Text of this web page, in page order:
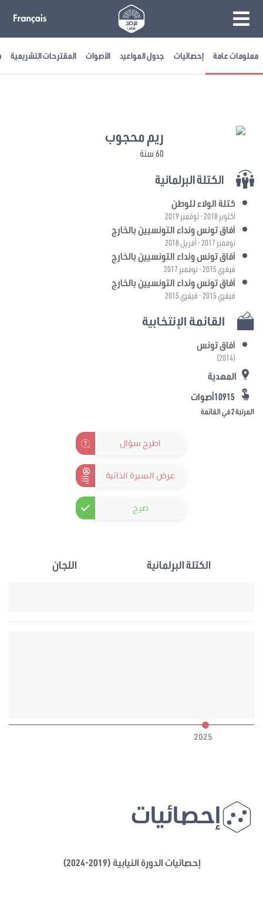
معلومات عامة إحصائيات جدول المواعيد الأصوات المقترحات التشريعية
ريم محجوب
60 سنة
الكتلة البرلمانية
كتلة الولاء للوطن
أكتوبر 2018 - نوفمبر 2019
آفاق تونس ونداء التونسيين بالخارج
نوفمبر 2017 - أفريل 2018
آفاق تونس ونداء التونسيين بالخارج
فيفري 2015 - نوفمبر 2017
آفاق تونس ونداء التونسيين بالخارج
فيفري 2015 - فيفري 2015
القائمة الإنتخابية
آفاق تونس
(2014)
المهدية
المرتبة 2 في القائمة
اطرح سؤال
عرض السيرة الذاتية
صرح
الكتلة البرلمانية اللجان
2025
إحصائيات
إحصائيات الدورة النيابية (2019-2024)